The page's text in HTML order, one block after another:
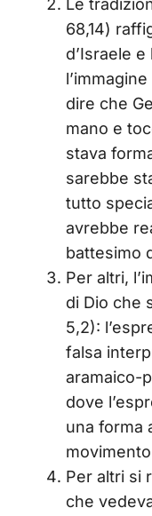
Le
68,14)
d’Israele
dire che
mano e
stava
sarebbe
tutto
avrebbe
battesimo
Per altri,
di Dio che
5,2):
falsa
aramaico-
dove
una forma
Per altri si
che